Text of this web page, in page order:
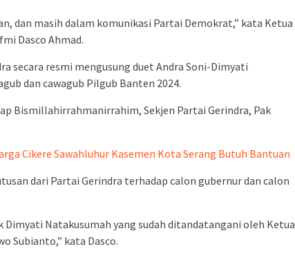
dan masih dalam komunikasi Partai Demokrat,” kata Ketua
Dasco Ahmad.
secara resmi mengusung duet Andra Soni-Dimyati
dan cawagub Pilgub Banten 2024.
Bismillahirrahmanirrahim, Sekjen Partai Gerindra, Pak
Cikere Sawahluhur Kasemen Kota Serang Butuh Bantuan
dari Partai Gerindra terhadap calon gubernur dan calon
Dimyati Natakusumah yang sudah ditandatangani oleh Ketua
Subianto,” kata Dasco.